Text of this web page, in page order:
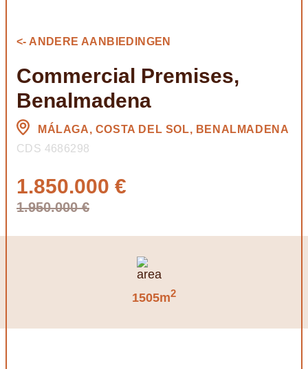
<- ANDERE AANBIEDINGEN
Commercial Premises,
Benalmadena
MÁLAGA, COSTA DEL SOL, BENALMADENA
CDS 4686298
1.850.000 €
1.950.000 €
1505m2